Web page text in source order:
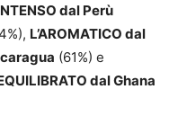
dal Perù
L’AROMATICO dal
(61%) e
dal Ghana